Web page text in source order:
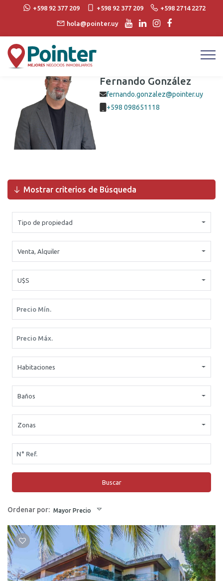
+598 92 377 209 +598 92 377 209 +598 2714 2272
hola@pointer.uy
Fernando González
fernando.gonzalez@pointer.uy
+598 098651118
Mostrar criterios de Búsqueda
Tipo de propiedad
Venta, Alquiler
U$S
Habitaciones
Baños
Zonas
Buscar
Ordenar por: Mayor Precio